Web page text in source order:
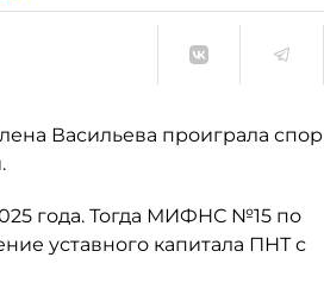
Васильева проиграла спор
года. Тогда МИФНС №15 по
уставного капитала ПНТ с